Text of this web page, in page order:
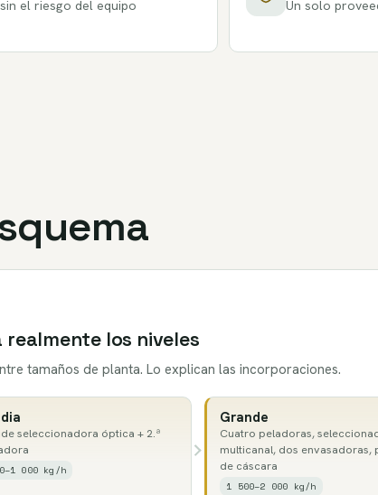
el riesgo del equipo
Un solo
los niveles
tamaños de planta. Lo explican las incorporaciones.
seleccionadora óptica + 2.ª
000 kg/h
Grande
Cuatro peladoras,
multicanal, dos envasadoras,
de cáscara
1 500–2 000 kg/h